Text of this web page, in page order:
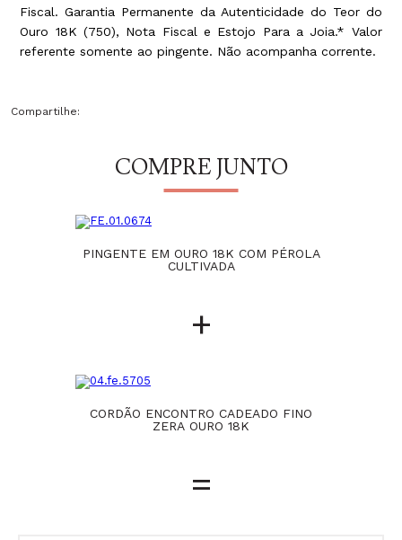
Fiscal. Garantia Permanente da Autenticidade do Teor do
Ouro 18K (750), Nota Fiscal e Estojo Para a Joia.* Valor
referente somente ao pingente. Não acompanha corrente.
Compartilhe:
COMPRE JUNTO
PINGENTE EM OURO 18K COM PÉROLA
CULTIVADA
+
CORDÃO ENCONTRO CADEADO FINO
ZERA OURO 18K
=